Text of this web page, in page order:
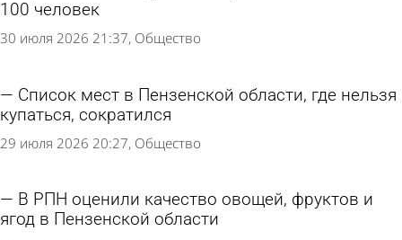
100 человек
30 июля 2026 21:37 Общество
Список мест в Пензенской области, где нельзя
купаться, сократился
29 июля 2026 20:27 Общество
В РПН оценили качество овощей, фруктов и
ягод в Пензенской области